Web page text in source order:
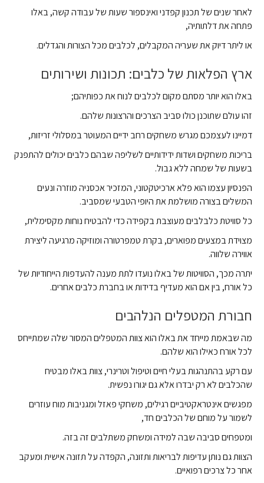
לאחר שנים של תכנון קפדני ואינספור שעות של עבודה קשה, באלו
פתחה את דלתותיה,
או ליתר דיוק את שעריה המקבלים, לכלבים מכל הצורות והגדלים.
ארץ הפלאות של כלבים: תכונות ושירותים
באלו הוא יותר מסתם מקום לכלבים לנוח את כפותיהם;
זהו עולם שתוכנן כולו סביב הצרכים והרצונות שלהם.
דמיינו לעצמכם מגרש משחקים רחב ידיים המעוטר במסלולי זריזות,
בריכות משחקים ושדות ידידותיים לשליפה שבהם כלבים יכולים להתפנק
בשעות של שמחה ללא גבול.
הפנסיון עצמו הוא פלא ארכיטקטוני, המזכיר אכסניה מוזרה ונעים
המשלים בצורה מושלמת את היופי הטבעי שמסביב.
כל סוויטת כלבלבים מעוצבת בקפידה כדי להבטיח נוחות מקסימלית,
מצוידת במצעים מפוארים, בקרת טמפרטורה ומוזיקה מרגיעה ליצירת
אווירה שלווה.
יתרה מכך, הסוויטות של באלו נועדו לתת מענה להעדפות הייחודיות של
כל אורח, בין אם הוא מעדיף בדידות או בחברת כלבים אחרים.
חבורת המטפלים הנלהבים
מה שבאמת מייחד את באלו הוא צוות המטפלים המסור שלה שמתייחס
לכל אורח כאילו הוא שלהם.
עם רקע בהתנהגות בעלי חיים וטיפול וטרינרי, צוות באלו מבטיח
שהכלבים לא רק יבדרו אלא גם יגורו נפשית.
מפגשים אינטראקטיביים רגילים, משחקי פאזל ומגניבות מוח עוזרים
לשמור על מוחם של הכלבים חד,
ומטפחים סביבה שבה למידה ומשחק משתלבים זה בזה.
הצוות גם נותן עדיפות לבריאות ותזונה, הקפדה על תזונה אישית ומעקב
אחר כל צרכים רפואיים.